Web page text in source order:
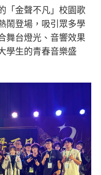
「金聲不凡」校園歌
鬧登場，吸引眾多學
舞台燈光、音響效果
學生的青春音樂盛